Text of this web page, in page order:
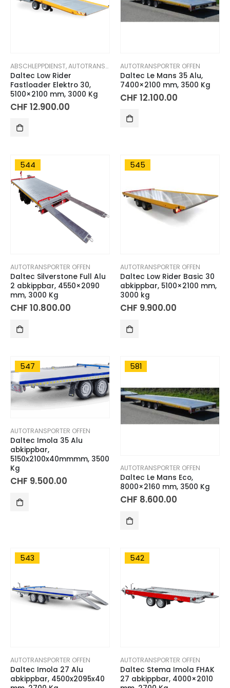
ABSCHLEPPDIENST,AUTOTRANSPORTER OFFEN
Daltec Low Rider
Fastloader Elektro 30,
5100×2100 mm, 3000 Kg
CHF 12.900.00
AUTOTRANSPORTER OFFEN
Daltec Le Mans 35 Alu,
7400×2100 mm, 3500 Kg
CHF 12.100.00
544
AUTOTRANSPORTER OFFEN
Daltec Silverstone Full Alu
2 abkippbar, 4550×2090
mm, 3000 Kg
CHF 10.800.00
545
AUTOTRANSPORTER OFFEN
Daltec Low Rider Basic 30
abkippbar, 5100×2100 mm,
3000 kg
CHF 9.900.00
547
AUTOTRANSPORTER OFFEN
Daltec Imola 35 Alu
abkippbar,
5150x2100x40mmmm, 3500
Kg
CHF 9.500.00
581
AUTOTRANSPORTER OFFEN
Daltec Le Mans Eco,
8000×2160 mm, 3500 Kg
CHF 8.600.00
543
AUTOTRANSPORTER OFFEN
Daltec Imola 27 Alu
abkippbar, 4500x2095x40
542
AUTOTRANSPORTER OFFEN
Daltec Stema Imola FHAK
27 abkippbar, 4000×2010